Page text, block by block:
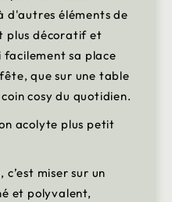
d'autres éléments de
plus décoratif et
sa place
que sur une table
cosy du quotidien.
acolyte plus petit
miser sur un
et polyvalent,